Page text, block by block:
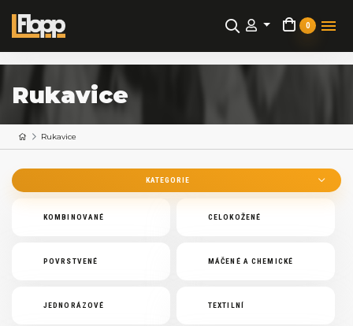
0
Rukavice
Rukavice
KATEGORIE
KOMBINOVANÉ CELOKOŽENÉ
POVRSTVENÉ MÁČENÉ A CHEMICKÉ
JEDNORÁZOVÉ TEXTILNÍ